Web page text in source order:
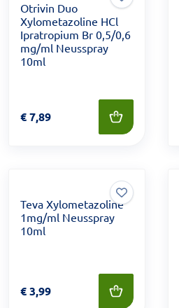
Otrivin Duo
Xylometazoline HCl
Ipratropium Br 0,5/0,6
mg/ml Neusspray
10ml
Prijs: € 7,89
€7,89
Teva Xylometazoline
1mg/ml Neusspray
10ml
Prijs: € 3,99
€3,99